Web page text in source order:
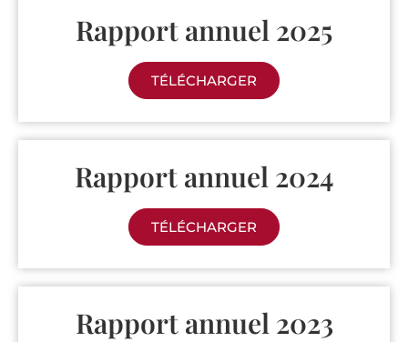
Rapport annuel 2025
TÉLÉCHARGER
Rapport annuel 2024
TÉLÉCHARGER
Rapport annuel 2023